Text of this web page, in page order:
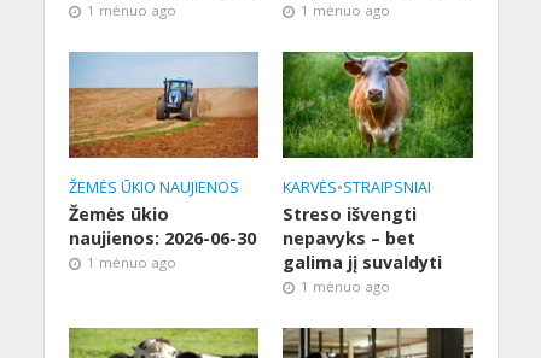
1 mėnuo ago 1 mėnuo ago
ŽEMĖS ŪKIO NAUJIENOS
Žemės ūkio
naujienos: 2026-06-30
1 mėnuo ago
KARVĖS•STRAIPSNIAI
Streso išvengti
nepavyks – bet
galima jį suvaldyti
1 mėnuo ago